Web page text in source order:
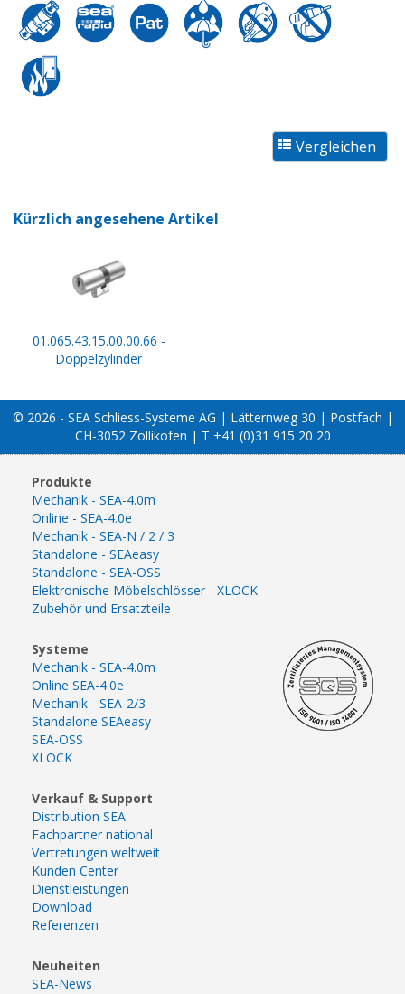
Kürzlich angesehene Artikel
01.065.43.15.00.00.66 -
Doppelzylinder
© 2026 - SEA Schliess-Systeme AG | Lätternweg 30 | Postfach |
CH-3052 Zollikofen | T +41 (0)31 915 20 20
Produkte
Mechanik - SEA-4.0m
Online - SEA-4.0e
Mechanik - SEA-N / 2 / 3
Standalone - SEAeasy
Standalone - SEA-OSS
Elektronische Möbelschlösser - XLOCK
Zubehör und Ersatzteile
Systeme
Mechanik - SEA-4.0m
Online SEA-4.0e
Mechanik - SEA-2/3
Standalone SEAeasy
SEA-OSS
XLOCK
Verkauf & Support
Distribution SEA
Fachpartner national
Vertretungen weltweit
Kunden Center
Dienstleistungen
Download
Referenzen
Neuheiten
SEA-News